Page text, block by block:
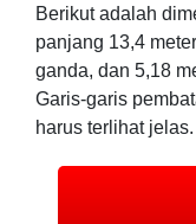
Berikut adalah
panjang 13,4
ganda, dan 5,18
Garis-garis
harus terlihat jelas.